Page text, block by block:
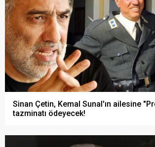
Sinan Çetin, Kemal Sunal'ın ailesine
tazminatı ödeyecek!